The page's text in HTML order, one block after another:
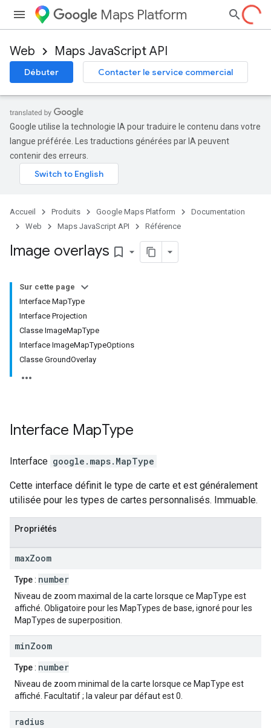
Maps Platform
Web Maps JavaScript API
Débuter Contacter le service commercial
Google utilise la technologie IA pour traduire le contenu dans votre
langue préférée. Les traductions générées par IA peuvent
contenir des erreurs.
Accueil Produits Google Maps Platform
Documentation
Web
Maps JavaScript API Référence
Image overlays bookmark_border
Sur cette page
Interface MapType
Interface Projection
Classe ImageMapType
Interface ImageMapTypeOptions
Classe GroundOverlay
Interface MapType
Interface google.maps. MapType
Cette interface définit le type de carte et est généralement
utilisée pour les types de cartes personnalisés. Immuable.
Propriétés
maxZoom
Type: number
Niveau de zoom maximal de la carte lorsque ce MapType est
affiché. Obligatoire pour les MapTypes de base, ignoré pour les
MapTypes de superposition.
minZoom
Type: number
Niveau de zoom minimal de la carte lorsque ce MapType est
affiché. Facultatif ; la valeur par défaut est 0.
radius